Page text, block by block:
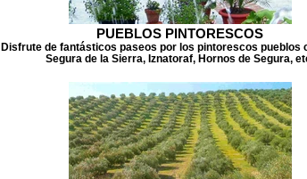
PUEBLOS PINTORESCOS
Disfrute de fantásticos paseos por los pintorescos pueblos
Segura de la Sierra, Iznatoraf, Hornos de Segura,